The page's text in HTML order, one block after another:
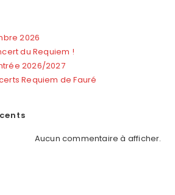
2026
du Requiem !
2026/2027
Requiem de Fauré
Aucun commentaire à afficher.